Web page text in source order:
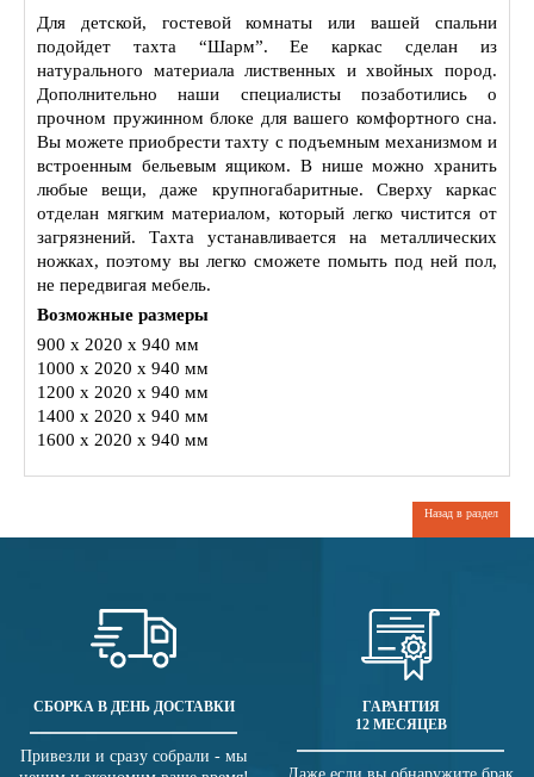
Для детской, гостевой комнаты или вашей спальни
подойдет тахта “Шарм”. Ее каркас сделан из
натурального материала лиственных и хвойных пород.
Дополнительно наши специалисты позаботились о
прочном пружинном блоке для вашего комфортного сна.
Вы можете приобрести тахту с подъемным механизмом и
встроенным бельевым ящиком. В нише можно хранить
любые вещи, даже крупногабаритные. Сверху каркас
отделан мягким материалом, который легко чистится от
загрязнений. Тахта устанавливается на металлических
ножках, поэтому вы легко сможете помыть под ней пол,
не передвигая мебель.
Возможные размеры
900 x 2020 x 940 мм
1000 x 2020 x 940 мм
1200 x 2020 x 940 мм
1400 x 2020 x 940 мм
1600 x 2020 x 940 мм
Назад в раздел
СБОРКА В ДЕНЬ ДОСТАВКИ
Привезли и сразу собрали - мы
ГАРАНТИЯ
12 МЕСЯЦЕВ